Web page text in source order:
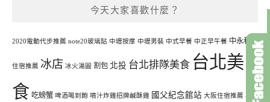
今天大家喜歡什麼？
2020電動代步推薦 note20玻璃貼 中壢按摩 中壢男裝 中式早餐 中正早午餐 中永和
住宿推薦 冰店 冰火湯圓 割包 北投 台北排隊美食 台北美
食 吃螃蟹 啤酒喝到飽 噴汁炸雞招牌鹹酥雞 國父紀念館站 大阪住宿推薦 小